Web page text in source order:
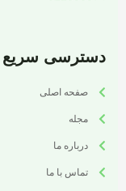
دسترسی سریع
صفحه اصلی
مجله
درباره ما
تماس با ما